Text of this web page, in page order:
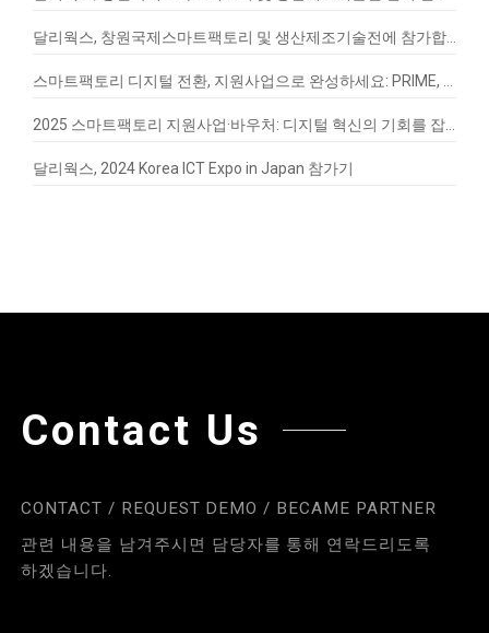
달리웍스, 2024 Korea ICT Expo in Japan 참가기
Contact Us
CONTACT / REQUEST DEMO / BECAME PARTNER
관련 내용을 남겨주시면 담당자를 통해 연락드리도록
하겠습니다.